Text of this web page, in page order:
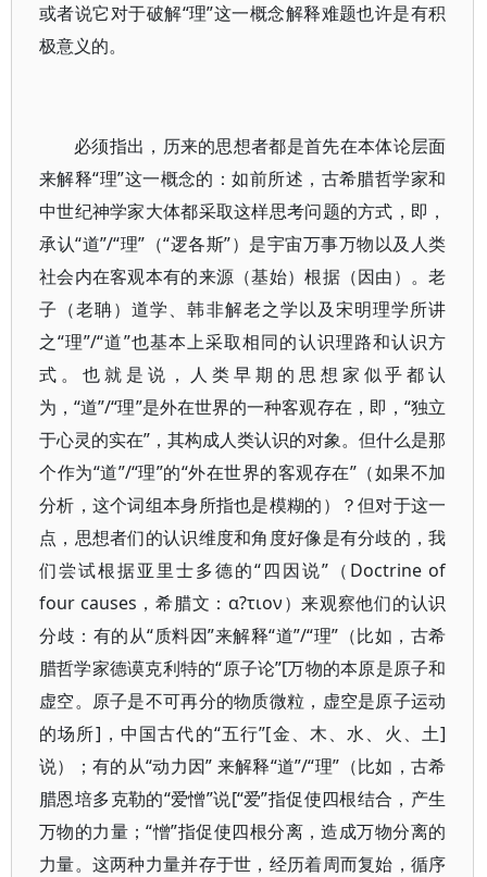
或者说它对于破解“理”这一概念解释难题也许是有积
极意义的。
必须指出，历来的思想者都是首先在本体论层面
来解释“理”这一概念的：如前所述，古希腊哲学家和
中世纪神学家大体都采取这样思考问题的方式，即，
承认“道”/“理”（“逻各斯”）是宇宙万事万物以及人类
社会内在客观本有的来源（基始）根据（因由）。老
子（老聃）道学、韩非解老之学以及宋明理学所讲
之“理”/“道”也基本上采取相同的认识理路和认识方
式。也就是说，人类早期的思想家似乎都认
为，“道”/“理”是外在世界的一种客观存在，即，“独立
于心灵的实在”，其构成人类认识的对象。但什么是那
个作为“道”/“理”的“外在世界的客观存在”（如果不加
分析，这个词组本身所指也是模糊的）？但对于这一
点，思想者们的认识维度和角度好像是有分歧的，我
们尝试根据亚里士多德的“四因说”（Doctrine of
four causes，希腊文：α?τιον）来观察他们的认识
分歧：有的从“质料因”来解释“道”/“理”（比如，古希
腊哲学家德谟克利特的“原子论”[万物的本原是原子和
虚空。原子是不可再分的物质微粒，虚空是原子运动
的场所]，中国古代的“五行”[金、木、水、火、土]
说）；有的从“动力因” 来解释“道”/“理”（比如，古希
腊恩培多克勒的“爱憎”说[“爱”指促使四根结合，产生
万物的力量；“憎”指促使四根分离，造成万物分离的
力量。这两种力量并存于世，经历着周而复始，循序